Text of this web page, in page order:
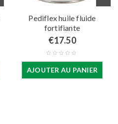
Pediflex huile fluide
fortifiante
€17.50
AJOUTER AU PANIER